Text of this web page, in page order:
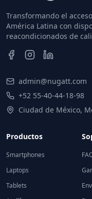
Transformando el
América Latina con
reacondicionados de
admin@nugatt.com
+52 55-40-44-18-98
Ciudad de México,
Productos
Smartphones
Laptops
Tablets